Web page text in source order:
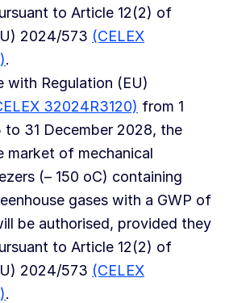
to Article 12(2) of
2024/573 (CELEX
.
with Regulation (EU)
32024R3120) from 1
to 31 December 2028, the
market of mechanical
(– 150 oC) containing
gases with a GWP of
be authorised, provided they
to Article 12(2) of
2024/573 (CELEX
.